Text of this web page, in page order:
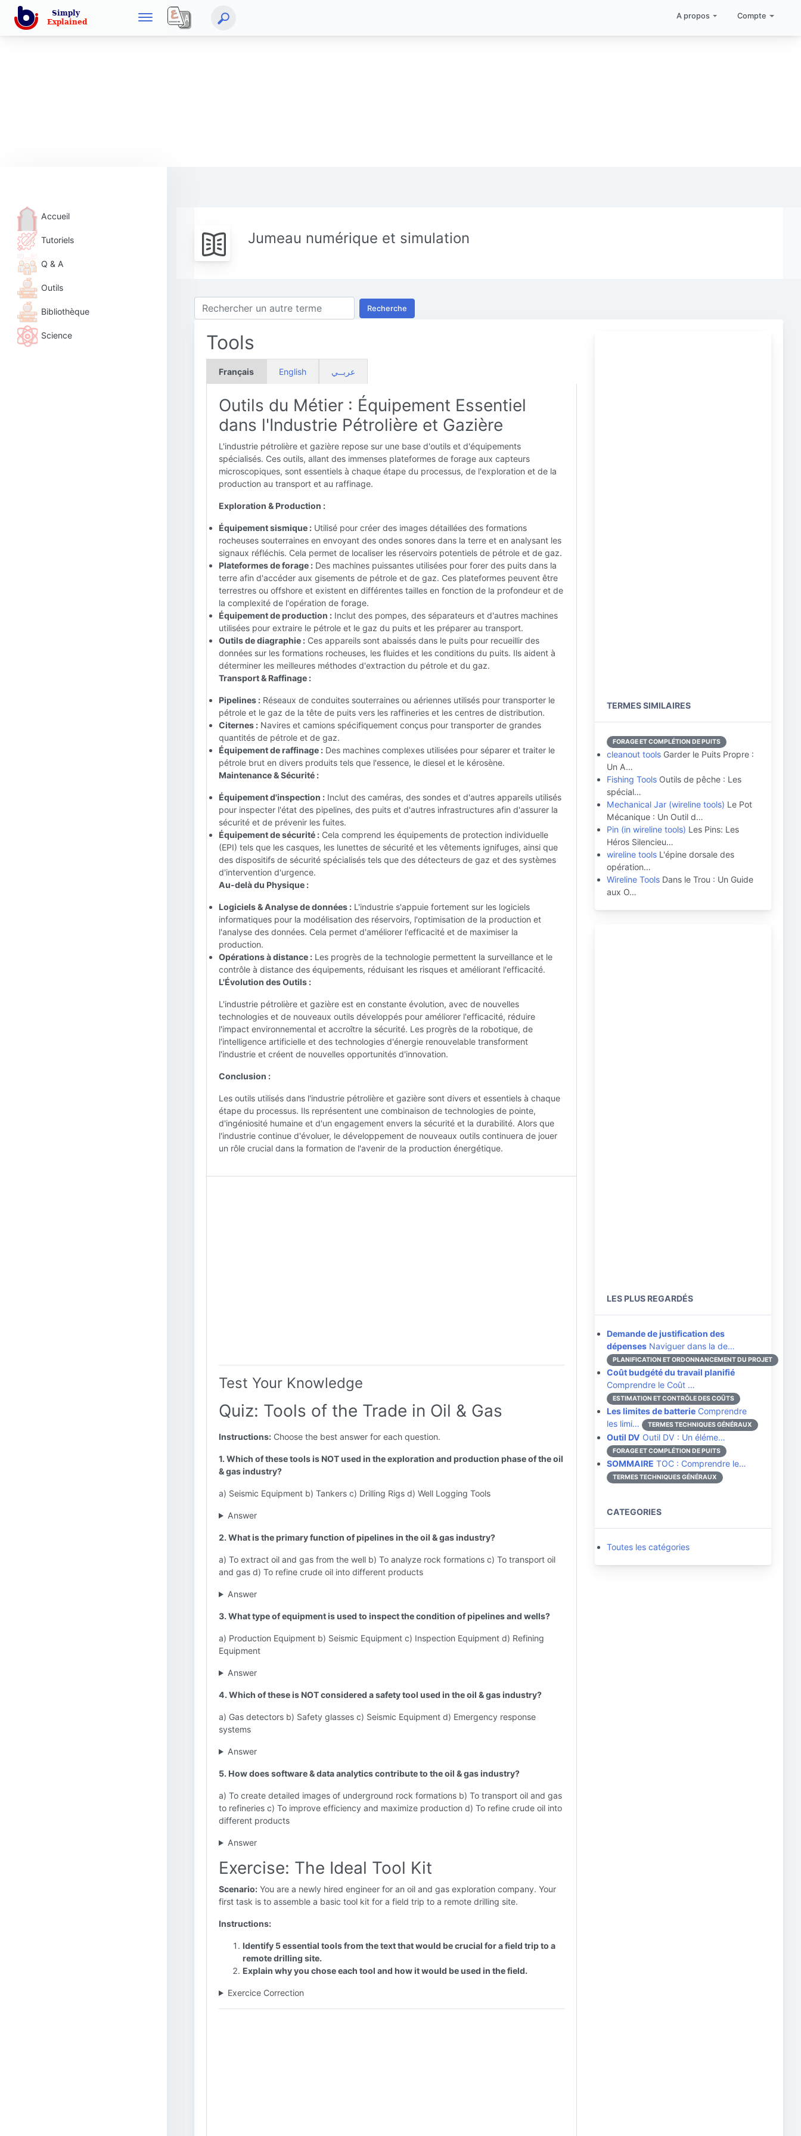
A propos Compte
Accueil
Tutoriels
Q & A
Outils
Bibliothèque
Science
Jumeau numérique et simulation
Recherche
Tools
Français English عربــي
Outils du Métier : Équipement Essentiel
dans l'Industrie Pétrolière et Gazière
L'industrie pétrolière et gazière repose sur une base d'outils et d'équipements
spécialisés. Ces outils, allant des immenses plateformes de forage aux capteurs
microscopiques, sont essentiels à chaque étape du processus, de l'exploration et de la
production au transport et au raffinage.
Exploration & Production :
Équipement sismique : Utilisé pour créer des images détaillées des formations
rocheuses souterraines en envoyant des ondes sonores dans la terre et en analysant les
signaux réfléchis. Cela permet de localiser les réservoirs potentiels de pétrole et de gaz.
Plateformes de forage : Des machines puissantes utilisées pour forer des puits dans la
terre afin d'accéder aux gisements de pétrole et de gaz. Ces plateformes peuvent être
terrestres ou offshore et existent en différentes tailles en fonction de la profondeur et de
la complexité de l'opération de forage.
Équipement de production : Inclut des pompes, des séparateurs et d'autres machines
utilisées pour extraire le pétrole et le gaz du puits et les préparer au transport.
Outils de diagraphie : Ces appareils sont abaissés dans le puits pour recueillir des
données sur les formations rocheuses, les fluides et les conditions du puits. Ils aident à
déterminer les meilleures méthodes d'extraction du pétrole et du gaz.
Transport & Raffinage :
Pipelines : Réseaux de conduites souterraines ou aériennes utilisés pour transporter le
pétrole et le gaz de la tête de puits vers les raffineries et les centres de distribution.
Citernes : Navires et camions spécifiquement conçus pour transporter de grandes
quantités de pétrole et de gaz.
Équipement de raffinage : Des machines complexes utilisées pour séparer et traiter le
pétrole brut en divers produits tels que l'essence, le diesel et le kérosène.
Maintenance & Sécurité :
Équipement d'inspection : Inclut des caméras, des sondes et d'autres appareils utilisés
pour inspecter l'état des pipelines, des puits et d'autres infrastructures afin d'assurer la
sécurité et de prévenir les fuites.
Équipement de sécurité : Cela comprend les équipements de protection individuelle
(EPI) tels que les casques, les lunettes de sécurité et les vêtements ignifuges, ainsi que
des dispositifs de sécurité spécialisés tels que des détecteurs de gaz et des systèmes
d'intervention d'urgence.
Au-delà du Physique :
Logiciels & Analyse de données : L'industrie s'appuie fortement sur les logiciels
informatiques pour la modélisation des réservoirs, l'optimisation de la production et
l'analyse des données. Cela permet d'améliorer l'efficacité et de maximiser la
production.
Opérations à distance : Les progrès de la technologie permettent la surveillance et le
contrôle à distance des équipements, réduisant les risques et améliorant l'efficacité.
L'Évolution des Outils :
L'industrie pétrolière et gazière est en constante évolution, avec de nouvelles
technologies et de nouveaux outils développés pour améliorer l'efficacité, réduire
l'impact environnemental et accroître la sécurité. Les progrès de la robotique, de
l'intelligence artificielle et des technologies d'énergie renouvelable transforment
l'industrie et créent de nouvelles opportunités d'innovation.
Conclusion :
Les outils utilisés dans l'industrie pétrolière et gazière sont divers et essentiels à chaque
étape du processus. Ils représentent une combinaison de technologies de pointe,
d'ingéniosité humaine et d'un engagement envers la sécurité et la durabilité. Alors que
l'industrie continue d'évoluer, le développement de nouveaux outils continuera de jouer
un rôle crucial dans la formation de l'avenir de la production énergétique.
Test Your Knowledge
Quiz: Tools of the Trade in Oil & Gas
Instructions: Choose the best answer for each question.
1. Which of these tools is NOT used in the exploration and production phase of the oil
& gas industry?
a) Seismic Equipment b) Tankers c) Drilling Rigs d) Well Logging Tools
Answer
2. What is the primary function of pipelines in the oil & gas industry?
a) To extract oil and gas from the well b) To analyze rock formations c) To transport oil
and gas d) To refine crude oil into different products
Answer
3. What type of equipment is used to inspect the condition of pipelines and wells?
a) Production Equipment b) Seismic Equipment c) Inspection Equipment d) Refining
Equipment
Answer
4. Which of these is NOT considered a safety tool used in the oil & gas industry?
a) Gas detectors b) Safety glasses c) Seismic Equipment d) Emergency response
systems
Answer
5. How does software & data analytics contribute to the oil & gas industry?
a) To create detailed images of underground rock formations b) To transport oil and gas
to refineries c) To improve efficiency and maximize production d) To refine crude oil into
different products
Answer
Exercise: The Ideal Tool Kit
Scenario: You are a newly hired engineer for an oil and gas exploration company. Your
first task is to assemble a basic tool kit for a field trip to a remote drilling site.
Instructions:
Identify 5 essential tools from the text that would be crucial for a field trip to a
remote drilling site.
Explain why you chose each tool and how it would be used in the field.
Exercice Correction
TERMES SIMILAIRES
FORAGE ET COMPLÉTION DE PUITS
cleanout tools Garder le Puits Propre :
Un A…
Fishing Tools Outils de pêche : Les
spécial…
Mechanical Jar (wireline tools) Le Pot
Mécanique : Un Outil d…
Pin (in wireline tools) Les Pins: Les
Héros Silencieu…
wireline tools L'épine dorsale des
opération…
Wireline Tools Dans le Trou : Un Guide
aux O…
LES PLUS REGARDÉS
Demande de justification des
dépenses Naviguer dans la de…
PLANIFICATION ET ORDONNANCEMENT DU PROJET
Coût budgété du travail planifié
Comprendre le Coût …
ESTIMATION ET CONTRÔLE DES COÛTS
Les limites de batterie Comprendre
les limi…
TERMES TECHNIQUES GÉNÉRAUX
Outil DV Outil DV : Un éléme…
FORAGE ET COMPLÉTION DE PUITS
SOMMAIRE TOC : Comprendre le…
TERMES TECHNIQUES GÉNÉRAUX
CATEGORIES
Toutes les catégories